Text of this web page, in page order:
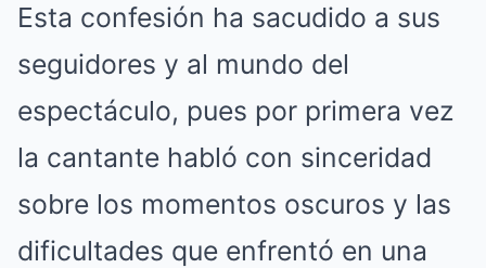
Esta confesión ha sacudido a sus
seguidores y al mundo del
espectáculo, pues por primera vez
la cantante habló con sinceridad
sobre los momentos oscuros y las
dificultades que enfrentó en una